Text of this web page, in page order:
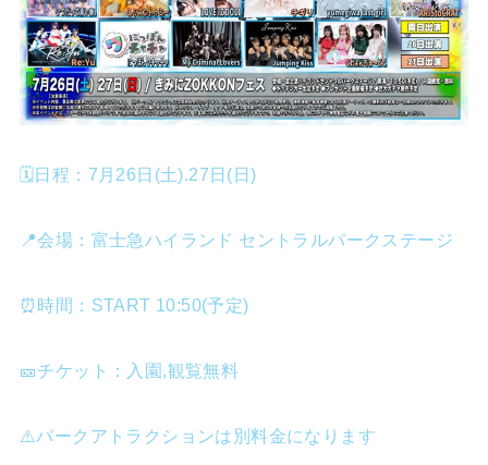
🗓️日程：7月26日(土).27日(日)
📍会場：富士急ハイランド セントラルパークステージ
⏰時間：START 10:50(予定)
🎫チケット：入園,観覧無料
⚠️パークアトラクションは別料金になります